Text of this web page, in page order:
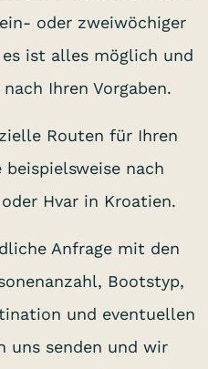
oder zweiwöchiger
ist alles möglich und
Ihren Vorgaben.
Routen für Ihren
nach
Hvar in Kroatien.
Anfrage mit den
Bootstyp,
und eventuellen
uns senden und wir